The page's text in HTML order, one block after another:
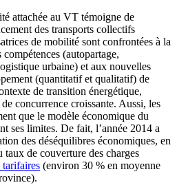
attachée au VT témoigne de
des transports collectifs
de mobilité sont confrontées à la
(autopartage,
urbaine) et aux nouvelles
(quantitatif et qualitatif) de
de transition énergétique,
concurrence croissante. Aussi, les
que le modèle économique du
ses limites. De fait, l’année 2014 a
des déséquilibres économiques, en
de couverture des charges
tarifaires (environ 30 % en moyenne